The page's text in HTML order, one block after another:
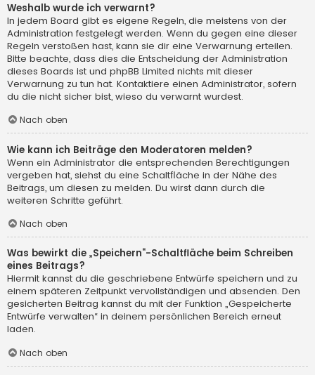
Weshalb wurde ich verwarnt?
In jedem Board gibt es eigene Regeln, die meistens von der
Administration festgelegt werden. Wenn du gegen eine dieser
Regeln verstoßen hast, kann sie dir eine Verwarnung erteilen.
Bitte beachte, dass dies die Entscheidung der Administration
dieses Boards ist und phpBB Limited nichts mit dieser
Verwarnung zu tun hat. Kontaktiere einen Administrator, sofern
du die nicht sicher bist, wieso du verwarnt wurdest.
Nach oben
Wie kann ich Beiträge den Moderatoren melden?
Wenn ein Administrator die entsprechenden Berechtigungen
vergeben hat, siehst du eine Schaltfläche in der Nähe des
Beitrags, um diesen zu melden. Du wirst dann durch die
weiteren Schritte geführt.
Nach oben
Was bewirkt die „Speichern“-Schaltfläche beim Schreiben
eines Beitrags?
Hiermit kannst du die geschriebene Entwürfe speichern und zu
einem späteren Zeitpunkt vervollständigen und absenden. Den
gesicherten Beitrag kannst du mit der Funktion „Gespeicherte
Entwürfe verwalten“ in deinem persönlichen Bereich erneut
laden.
Nach oben